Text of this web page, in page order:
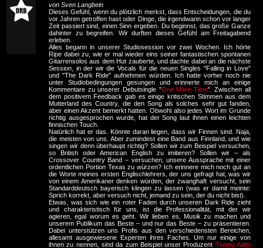
von Sven Langbein
Dieses Gefühl, wenn du plötzlich merkst, dass Entscheidungen, die du
vor Jahren getroffen hast oder Dinge, die irgendwann schon vor langer
Zeit passiert sind, einen Sinn ergeben. Du beginnst, das große Ganze
dahinter zu begreifen. Wir durften dieses Gefühl am Freitagabend
erleben.
Alles begann in unserer Studiosession vor zwei Wochen. Ich hörte
Ripe dabei zu, wie er mal wieder eins seiner fantastischen spontanen
Gitarrensolos aus dem Hut zauberte, und dachte dabei an die nächste
Session, in der wir die Vocals für die neuen Singles "Falling in Love"
und "The Dark Ride" aufnehmen würden. Ich hatte vorher noch nie
unter Studiobedingungen gesungen und erinnerte mich an einige
Kommentare zu unserer Debutsingle "One More Time". Zwischen all
dem positivem Feedback gab es einige kritischen Stimmen aus dem
Mutterland des Country, die den Song als solches sehr gut fanden,
aber einen Akzent bemerkt hatten. Obwohl also jedes Wort im Grunde
richtig ausgesprochen wurde, hat der Song laut ihnen einen leichten
finnischen Touch.
Natürlich hat er das. Könnte daran liegen, dass wir Finnen sind. Naja,
die meisten von uns. Aber zumindest eine Band aus Finnland, und wie
singen wir denn überhaupt richtig? Sollen wir zum Beispiel versuchen,
so British oder American English zu imitieren? Sollen wir – als
Crossover Country Band – versuchen, unsere Aussprache mit einer
ordentlichen Portion Texas zu würzen? Ich erinnere mich noch gut an
die Worte meines ersten Englischlehrers, der uns gefragt hat, was wir
von einem Amerikaner denken würden, der zwanghaft versucht, sein
Standarddeutsch bayerisch klingen zu lassen (was er damit meinte:
Sprich korrekt, aber versuch nicht, jemand zu sein, der du nicht bist).
Etwas, was sich wie ein roter Faden durch unseren Dark Ride zieht
und charakteristisch für uns, ist die Professionalität, mit der wir
agieren, egal worum es geht. Wir lieben es, Musik zu machen und
unserem Publikum das Beste – und nur das Beste – zu präsentieren.
Dabei unterstützen uns Profis aus den verschiedensten Bereichen,
allesamt ausgewiesene Experten ihres Faches. Um nur einige von
ihnen zu nennen, sind da zum Beispiel unser Produzent Teemu Aalto